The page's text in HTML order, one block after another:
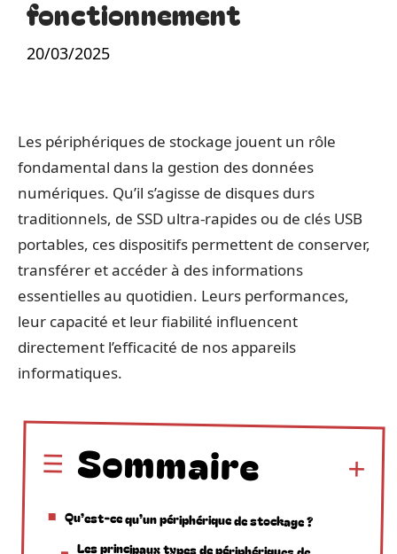
fonctionnement
20/03/2025
Les périphériques de stockage jouent un rôle
fondamental dans la gestion des données
numériques. Qu’il s’agisse de disques durs
traditionnels, de SSD ultra-rapides ou de clés USB
portables, ces dispositifs permettent de conserver,
transférer et accéder à des informations
essentielles au quotidien. Leurs performances,
leur capacité et leur fiabilité influencent
directement l’efficacité de nos appareils
informatiques.
Sommaire
Qu’est-ce qu’un périphérique de stockage ?
Les principaux types de périphériques de